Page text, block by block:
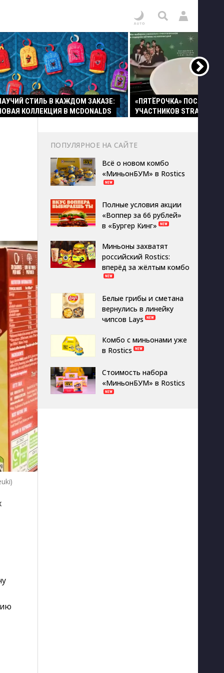
СТИЛЬ В КАЖДОМ ЗАКАЗЕ:
КОЛЛЕКЦИЯ В MCDONALDS
«ПЯТЁРОЧКА» ПОСАДИЛА
УЧАСТНИКОВ STRAY KIDS
ПОПУЛЯРНОЕ НА САЙТЕ
Всё о новом комбо
«МиньонБУМ» в Rostics
Полные условия акции
«Воппер за 66 рублей»
в «Бургер Кинг»
Миньоны захватят
российский Rostics:
вперёд за жёлтым комбо
Белые грибы и сметана
вернулись в линейку
чипсов Lays
Комбо с миньонами уже
в Rostics
Стоимость набора
«МиньонБУМ» в Rostics